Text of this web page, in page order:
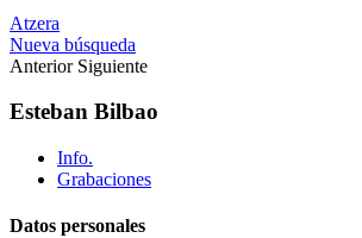
Atzera
Nueva búsqueda
Anterior Siguiente
Esteban Bilbao
Info.
Grabaciones
Datos personales